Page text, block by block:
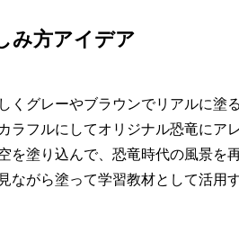
み方アイデア
くグレーやブラウンでリアルに塗る
ラフルにしてオリジナル恐竜にア
を塗り込んで、恐竜時代の風景を
ながら塗って学習教材として活用